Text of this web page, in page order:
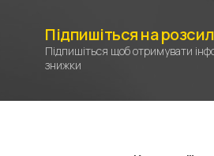
Підпишіться на
Підпишіться щоб отримувати
знижки